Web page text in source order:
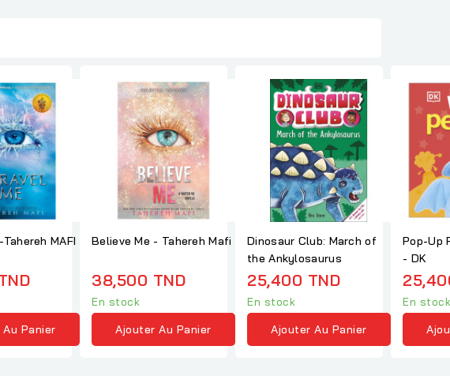
MAFI
Panier
Believe Me - Tahereh Mafi
38,500 TND
En stock
Ajouter Au Panier
Dinosaur Club: March of
the Ankylosaurus
25,400 TND
En stock
Ajouter Au Panier
Pop-Up
- DK
En stock